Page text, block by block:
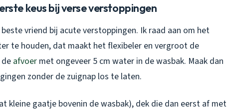
keus bij verse verstoppingen
vriend bij acute verstoppingen. Ik raad aan om het
te houden, dat maakt het flexibeler en vergroot de
afvoer met ongeveer 5 cm water in de wasbak. Maak dan
zonder de zuignap los te laten.
kleine gaatje bovenin de wasbak), dek die dan eerst af met